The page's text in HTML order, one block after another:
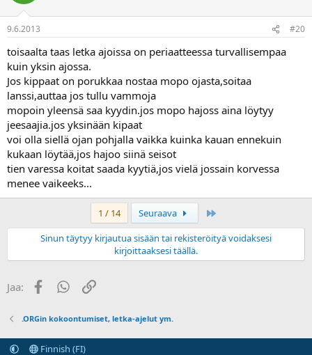
9.6.2013 #20
toisaalta taas letka ajoissa on periaatteessa turvallisempaa
kuin yksin ajossa.
Jos kippaat on porukkaa nostaa mopo ojasta,soitaa
lanssi,auttaa jos tullu vammoja
mopoin yleensä saa kyydin.jos mopo hajoss aina löytyy
jeesaajia.jos yksinään kipaat
voi olla siellä ojan pohjalla vaikka kuinka kauan ennekuin
kukaan löytää,jos hajoo siinä seisot
tien varessa koitat saada kyytiä,jos vielä jossain korvessa
menee vaikeeks...
1 / 14 Seuraava
Sinun täytyy kirjautua sisään tai rekisteröityä voidaksesi
kirjoittaaksesi täällä.
Jaa: FacebookWhatsApp
Linkki
.ORGin kokoontumiset, letka-ajelut ym.
Finnish (FI)